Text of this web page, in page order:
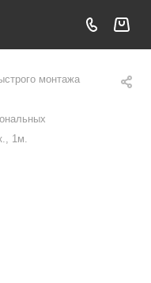
монтажа
1м.